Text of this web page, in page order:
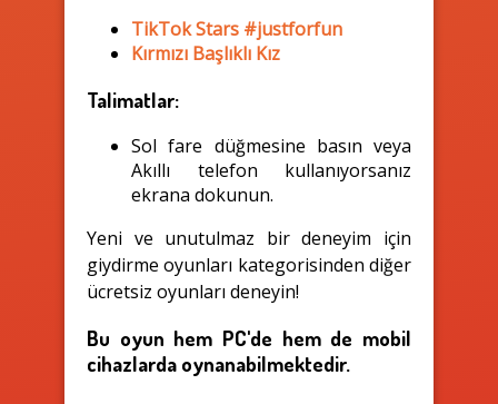
TikTok Stars #justforfun
Kırmızı Başlıklı Kız
Talimatlar:
Sol fare düğmesine basın veya
Akıllı telefon kullanıyorsanız
ekrana dokunun.
Yeni ve unutulmaz bir deneyim için
giydirme oyunları kategorisinden diğer
ücretsiz oyunları deneyin!
Bu oyun hem PC'de hem de mobil
cihazlarda oynanabilmektedir.